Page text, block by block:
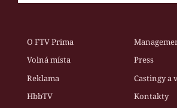
O FTV Prima
Volná místa
Press
Reklama
Castingy a
HbbTV
Kontakty